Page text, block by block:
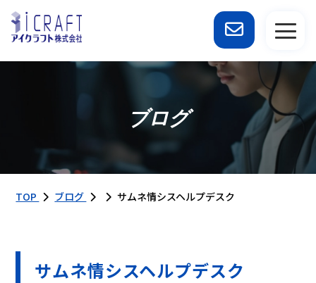
ブログ
TOP ブログ サムネ情シスヘルプデスク
サムネ情シスヘルプデスク